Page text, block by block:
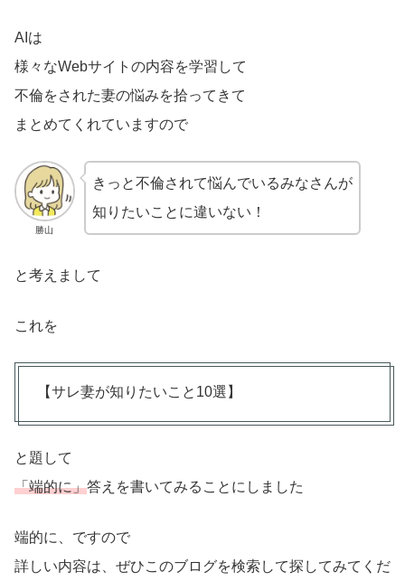
AIは
様々なWebサイトの内容を学習して
不倫をされた妻の悩みを拾ってきて
まとめてくれていますので
勝山
きっと不倫されて悩んでいるみなさんが
知りたいことに違いない！
と考えまして
これを
【サレ妻が知りたいこと10選】
と題して
「端的に」答えを書いてみることにしました
端的に、ですので
詳しい内容は、ぜひこのブログを検索して探してみてくだ